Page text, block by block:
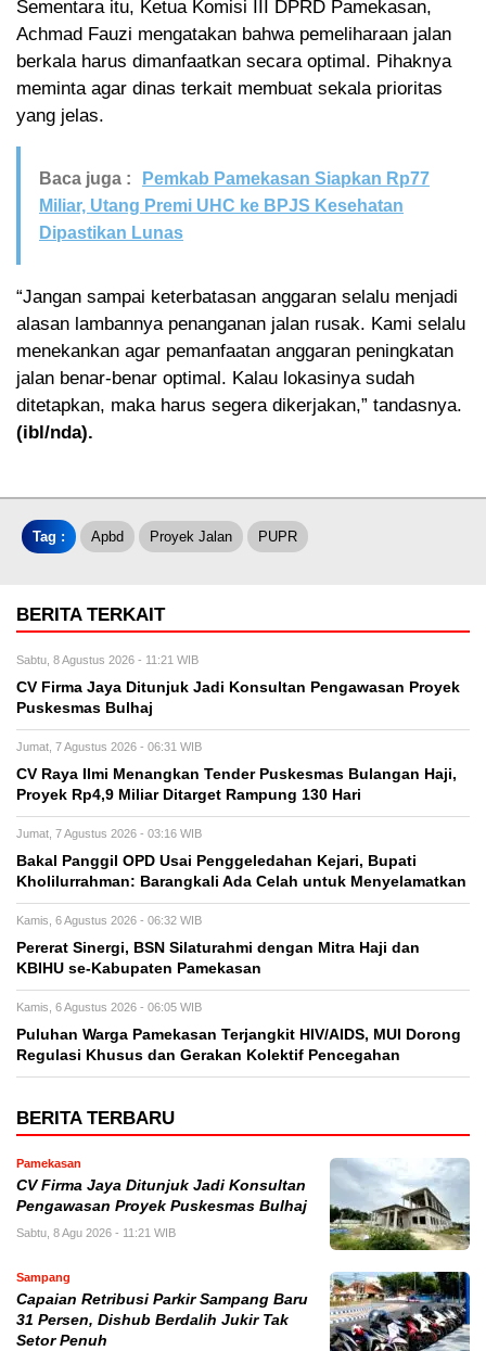
Sementara itu, Ketua Komisi III DPRD Pamekasan,
Achmad Fauzi mengatakan bahwa pemeliharaan jalan
berkala harus dimanfaatkan secara optimal. Pihaknya
meminta agar dinas terkait membuat sekala prioritas
yang jelas.
Baca juga :
Pemkab Pamekasan Siapkan Rp77
Miliar, Utang Premi UHC ke BPJS Kesehatan
Dipastikan Lunas
“Jangan sampai keterbatasan anggaran selalu menjadi
alasan lambannya penanganan jalan rusak. Kami selalu
menekankan agar pemanfaatan anggaran peningkatan
jalan benar-benar optimal. Kalau lokasinya sudah
ditetapkan, maka harus segera dikerjakan,” tandasnya.
(ibl/nda).
Tag : Apbd Proyek Jalan PUPR
BERITA TERKAIT
Sabtu, 8 Agustus 2026 - 11:21 WIB
CV Firma Jaya Ditunjuk Jadi Konsultan Pengawasan Proyek
Puskesmas Bulhaj
Jumat, 7 Agustus 2026 - 06:31 WIB
CV Raya Ilmi Menangkan Tender Puskesmas Bulangan Haji,
Proyek Rp4,9 Miliar Ditarget Rampung 130 Hari
Jumat, 7 Agustus 2026 - 03:16 WIB
Bakal Panggil OPD Usai Penggeledahan Kejari, Bupati
Kholilurrahman: Barangkali Ada Celah untuk Menyelamatkan
Kamis, 6 Agustus 2026 - 06:32 WIB
Pererat Sinergi, BSN Silaturahmi dengan Mitra Haji dan
KBIHU se-Kabupaten Pamekasan
Kamis, 6 Agustus 2026 - 06:05 WIB
Puluhan Warga Pamekasan Terjangkit HIV/AIDS, MUI Dorong
Regulasi Khusus dan Gerakan Kolektif Pencegahan
BERITA TERBARU
Pamekasan
CV Firma Jaya Ditunjuk Jadi Konsultan
Pengawasan Proyek Puskesmas Bulhaj
Sabtu, 8 Agu 2026 - 11:21 WIB
Sampang
Capaian Retribusi Parkir Sampang Baru
31 Persen, Dishub Berdalih Jukir Tak
Setor Penuh